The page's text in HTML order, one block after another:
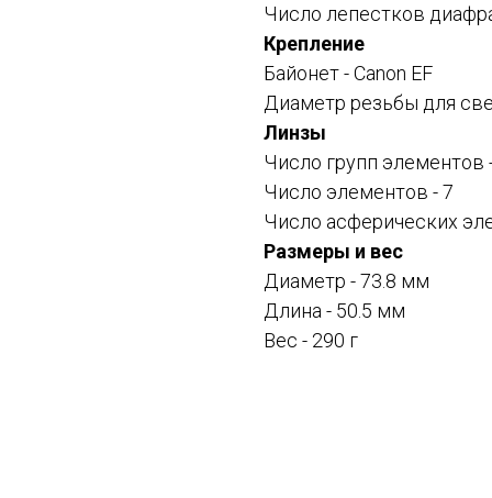
Число лепестков
Крепление
Байонет -Canon EF
Диаметр резьбы для
Линзы
Число групп элементов
Число элементов - 7
Число асферических
Размеры и вес
Диаметр - 73.8 мм
Длина - 50.5 мм
Вес - 290 г